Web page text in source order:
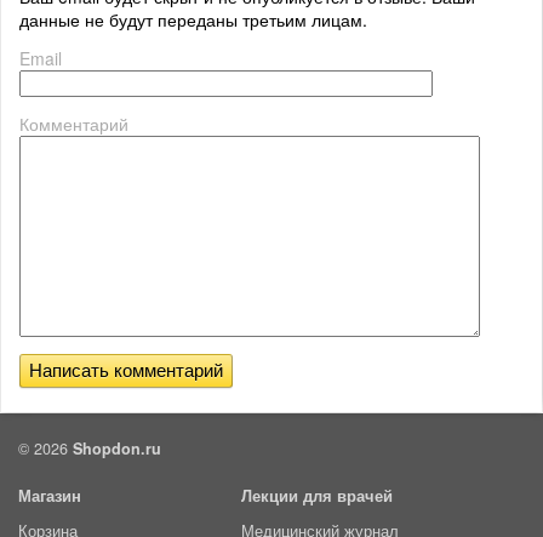
данные не будут переданы третьим лицам.
Email
Комментарий
© 2026 Shopdon.ru
Магазин
Корзина
Лекции для врачей
Медицинский журнал